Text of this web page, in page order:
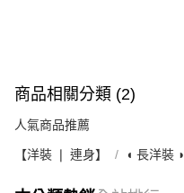
商品相關分類 (2)
人氣商品推薦
【洋裝 ❘ 連身】 ◖ 長洋裝 ◗